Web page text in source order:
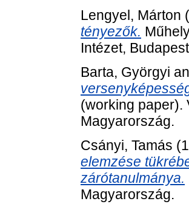
Lengyel, Márton
tényezők.
Intézet,
Barta, Györgyi
(working paper).
Magyarország.
Csányi, Tamás
elemzése
zárótanulmánya.
Magyarország.